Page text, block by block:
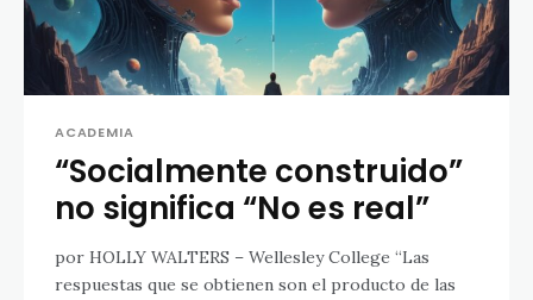
ACADEMIA
“Socialmente construido”
no significa “No es real”
por HOLLY WALTERS – Wellesley College “Las
respuestas que se obtienen son el producto de las